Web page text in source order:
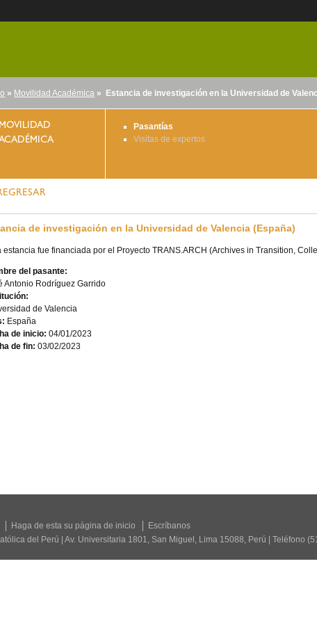
» Movilidad Académica » Estancia de investigación en la Universidad de
MOVILIDAD
Pasantías
Visitas de expertos
de investigación en la Universidad de Valencia (España)
estancia fue financiada por el Proyecto TRANS.ARCH (Archives in Transition,
del pasante:
Antonio Rodríguez Garrido
de Valencia
España
de inicio: 04/01/2023
de fin: 03/02/2023
Haga de esta su página de inicio
Escríbanos
del Perú | Av. Universitaria 1801, San Miguel, Lima 15088, Perú | Teléfono